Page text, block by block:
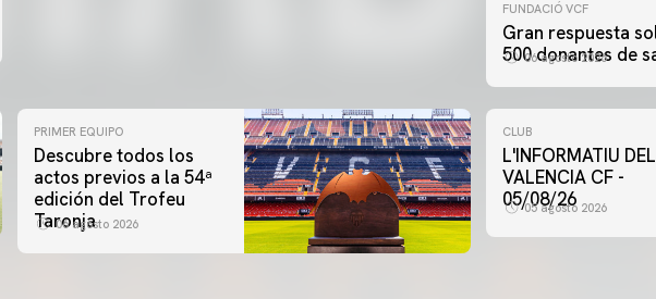
FUNDACIÓ VCF
Gran respuesta
500 donantes de
06 agosto 2026
PRIMER EQUIPO
Descubre todos los
actos previos a la 54ª
edición del Trofeu
Taronja
06 agosto 2026
CLUB
L'INFORMATIU DEL
VALENCIA CF -
05/08/26
05 agosto 2026